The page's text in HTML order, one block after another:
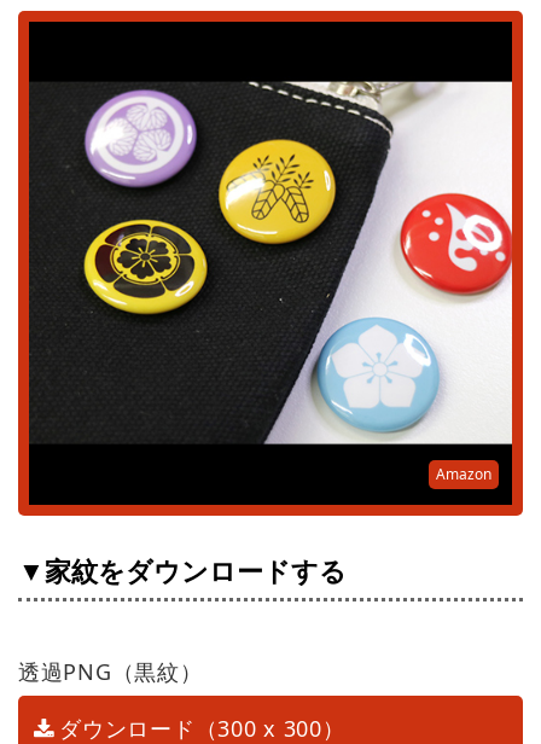
Amazon
▼家紋をダウンロードする
透過PNG（黒紋）
ダウンロード（300 x 300）